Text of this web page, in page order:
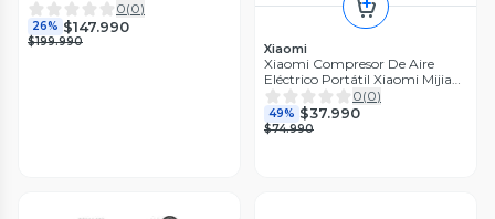
OF
0(0)
26% $147.990
$199.990 Xiaomi
Xiaomi Compresor De Aire
Eléctrico Portátil Xiaomi Mijia
150 Psi
0(0)
49% $37.990
$74.990